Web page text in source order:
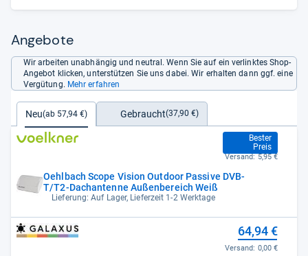
Angebote
Wir arbeiten unabhängig und neutral. Wenn Sie auf ein verlinktes Shop-
Angebot klicken, unterstützen Sie uns dabei. Wir erhalten dann ggf. eine
Vergütung. Mehr erfahren
Neu(ab 57,94 €) Gebraucht(37,90 €)
Oehlbach Scope Vision Outdoor Passive DVB-
T/T2-Dachantenne Außenbereich Weiß
Lieferung: Auf Lager, Lieferzeit 1-2 Werktage
Bester
Preis
57,94 €
Versand: 5,95 €
64,94 €
Versand: 0,00 €